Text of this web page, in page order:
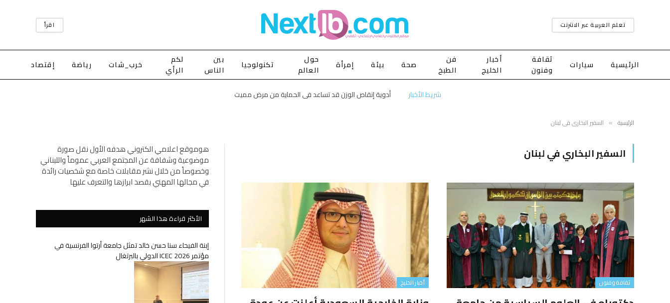
تعلم العربية عبر الانترنت اقرأ
الرئيسية سيارات
ثقافة
وفنون
أخبار
الخليج
فن
الطبخ
صحة بيئة إمرأة
حول
العالم
تكنولوجيا
بين
الناس
لكم
الرأي
خرب_شات رياضة إقتصاد
شريط الأخبار أدوية إنقاص الوزن قد تساعد في الحماية من مرض مميت
الرئيسية » السفير البخاري في لبنان
السفير البخاري في لبنان
ثقافة وفنون أخبار الخليج
هوموقع اعلامي الكتروني هدفه الأول نقل صورة
موضوعية وشفافة عن المجتمع العربي عموماً واللبناني
وخصوصاً من خلال نشر مقابلات خاصة مع شخصيات رائدة
في مجالها المهني بقصد ابرازها والتعرف عليها
الأكثر قراءة هذا الشهر
إبنة الفيحاء سنا حسن خالد تمثل جامعة أرتوا الفرنسية في
مؤتمر ICEC 2026 الدولي بالبرتغال